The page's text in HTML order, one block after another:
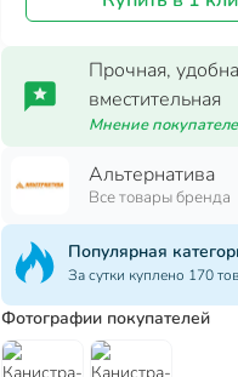
Прочная,
вместительная
Мнение
Альтернатива
Все товары бренда
Популярная
За сутки куплено 170
Фотографии покупателей